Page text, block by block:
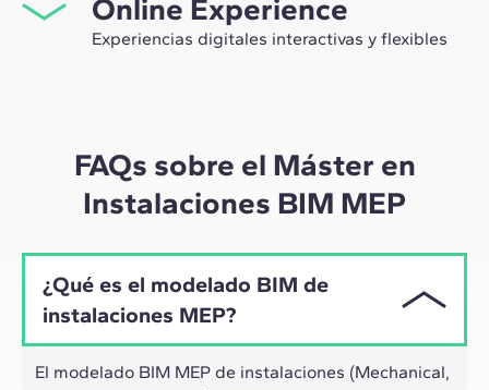
construcción.
360º de tu futuro como experto en el sector.
Online Experience
Experiencias digitales interactivas y flexibles
ritmo híbrido de los profesionales actuales.
FAQs sobre el Máster en
Instalaciones BIM MEP
¿Qué es el modelado BIM de
instalaciones MEP?
El modelado BIM MEP de instalaciones (Mechanical,